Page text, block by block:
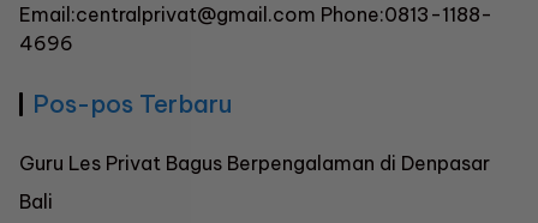
Email:centralprivat@gmail.com Phone:0813-1188-
4696
Pos-pos Terbaru
Guru Les Privat Bagus Berpengalaman di Denpasar
Bali